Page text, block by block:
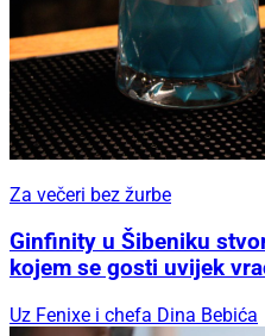
Za večeri bez žurbe
Ginfinity u Šibeniku
kojem se gosti uvijek
Uz Fenixe i chefa Dina Bebića